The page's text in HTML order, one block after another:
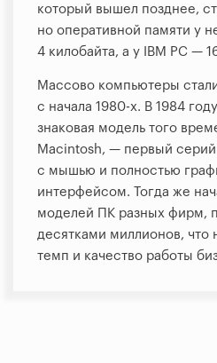
который вышел позднее,
но оперативной памяти у
4 килобайта, а у IBM PC —
Массово компьютеры
с начала 1980-х. В 1984
знаковая модель того
Macintosh, — первый
с мышью и полностью
интерфейсом. Тогда же
моделей ПК разных фирм,
десятками миллионов, что
темп и качество работы